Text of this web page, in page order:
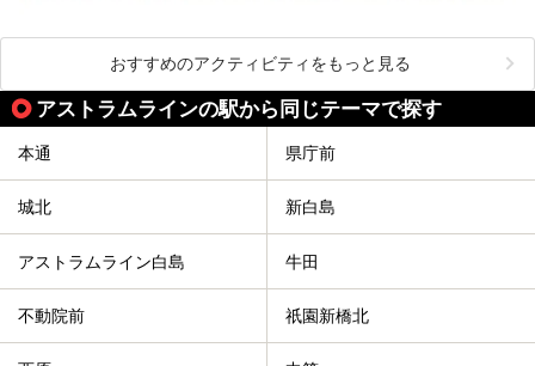
おすすめのアクティビティをもっと見る
アストラムラインの駅から同じテーマで探す
本通 県庁前
城北 新白島
アストラムライン白島 牛田
不動院前 祇園新橋北